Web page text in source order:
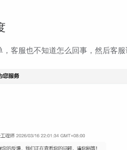
客服也不知道怎么回事，然后客服